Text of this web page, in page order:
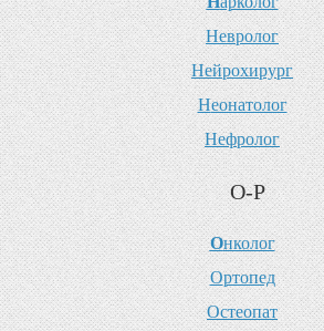
Невролог
Нейрохирург
Неонатолог
Нефролог
О-Р
Онколог
Ортопед
Остеопат